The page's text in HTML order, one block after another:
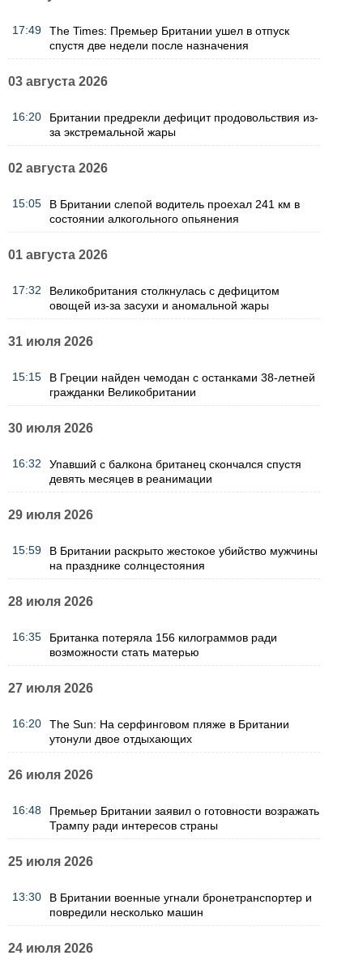
17:49
The Times: Премьер Британии ушел в отпуск
спустя две недели после назначения
03 августа 2026
16:20
Британии предрекли дефицит продовольствия из-
за экстремальной жары
02 августа 2026
15:05
В Британии слепой водитель проехал 241 км в
состоянии алкогольного опьянения
01 августа 2026
17:32
Великобритания столкнулась с дефицитом
овощей из-за засухи и аномальной жары
31 июля 2026
15:15
В Греции найден чемодан с останками 38-летней
гражданки Великобритании
30 июля 2026
16:32
Упавший с балкона британец скончался спустя
девять месяцев в реанимации
29 июля 2026
15:59
В Британии раскрыто жестокое убийство мужчины
на празднике солнцестояния
28 июля 2026
16:35
Британка потеряла 156 килограммов ради
возможности стать матерью
27 июля 2026
16:20
The Sun: На серфинговом пляже в Британии
утонули двое отдыхающих
26 июля 2026
16:48
Премьер Британии заявил о готовности возражать
Трампу ради интересов страны
25 июля 2026
13:30
В Британии военные угнали бронетранспортер и
повредили несколько машин
24 июля 2026